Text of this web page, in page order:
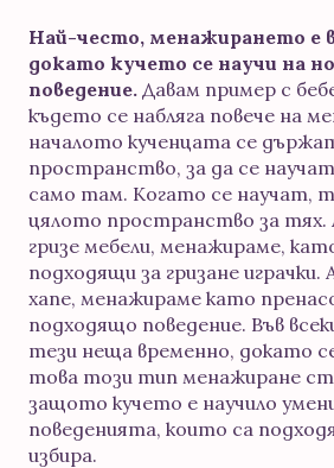
Най-често, менажирането е
докато кучето се научи на
поведение. Давам пример с
където се набляга повече на
началото кученцата се
пространство, за да се
само там. Когато се научат,
цялото пространство за тях.
гризе мебели, менажираме,
подходящи за гризане играчки.
хапе, менажираме като
подходящо поведение. Във
тези неща временно, докато
това този тип менажиране
защото кучето е научило
поведенията, които са
избира.